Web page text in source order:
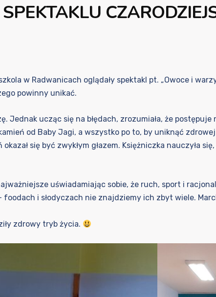
w Radwanicach oglądały spektakl pt. „Owoce i
powinny unikać.
Jednak ucząc się na błędach, zrozumiała, że
od Baby Jagi, a wszystko po to, by uniknąć
się być zwykłym głazem. Księżniczka nauczyła
uświadamiając sobie, że ruch, sport i
i słodyczach nie znajdziemy ich zbyt wiele.
zdrowy tryb życia.